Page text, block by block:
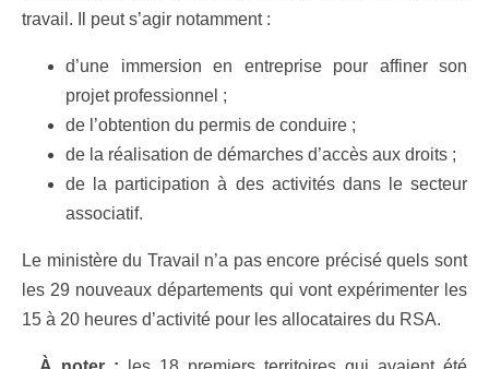
travail. Il peut s’agir notamment :
d’une immersion en entreprise pour affiner son
projet professionnel ;
de l’obtention du permis de conduire ;
de la réalisation de démarches d’accès aux droits ;
de la participation à des activités dans le secteur
associatif.
Le ministère du Travail n’a pas encore précisé quels sont
les 29 nouveaux départements qui vont expérimenter les
15 à 20 heures d’activité pour les allocataires du RSA.